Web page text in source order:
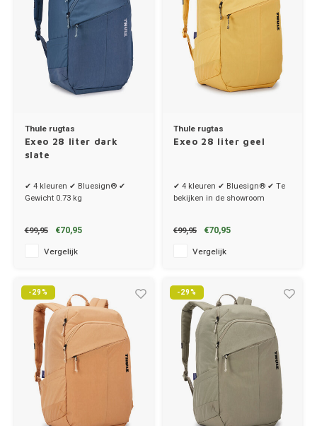
Thule rugtas
Exeo 28 liter dark
slate
✔ 4 kleuren ✔ Bluesign® ✔
Gewicht 0.73 kg
€99,95 €70,95
Vergelijk
Thule rugtas
Exeo 28 liter geel
✔ 4 kleuren ✔ Bluesign® ✔ Te
bekijken in de showroom
€99,95 €70,95
Vergelijk
-29% -29%